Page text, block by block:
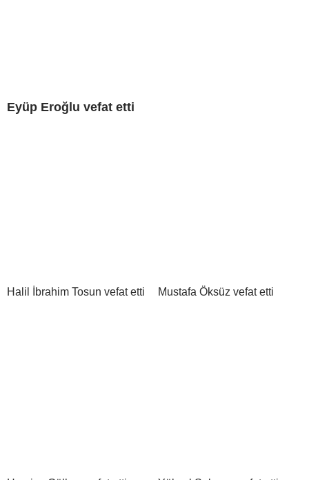
Eyüp Eroğlu vefat etti
Halil İbrahim Tosun vefat etti Mustafa Öksüz vefat etti